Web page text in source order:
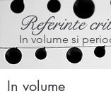
Referinte
In volume si
In volume